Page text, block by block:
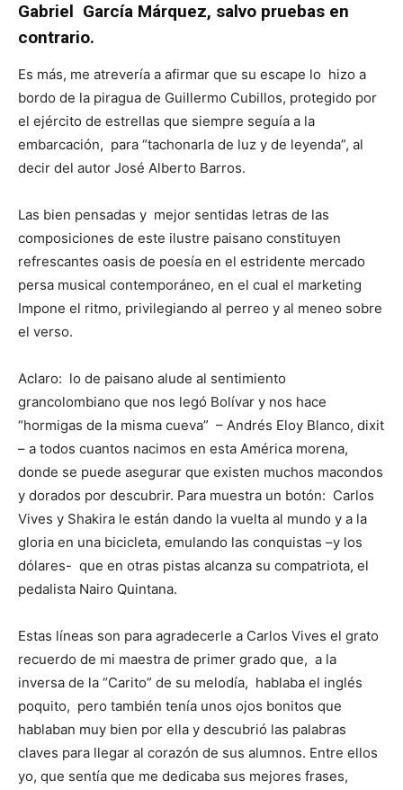
Gabriel García Márquez, salvo pruebas en
contrario.
Es más, me atrevería a afirmar que su escape lo hizo a
bordo de la piragua de Guillermo Cubillos, protegido por
el ejército de estrellas que siempre seguía a la
embarcación, para “tachonarla de luz y de leyenda”, al
decir del autor José Alberto Barros.
Las bien pensadas y mejor sentidas letras de las
composiciones de este ilustre paisano constituyen
refrescantes oasis de poesía en el estridente mercado
persa musical contemporáneo, en el cual el marketing
Impone el ritmo, privilegiando al perreo y al meneo sobre
el verso.
Aclaro: lo de paisano alude al sentimiento
grancolombiano que nos legó Bolívar y nos hace
“hormigas de la misma cueva” – Andrés Eloy Blanco, dixit
– a todos cuantos nacimos en esta América morena,
donde se puede asegurar que existen muchos macondos
y dorados por descubrir. Para muestra un botón: Carlos
Vives y Shakira le están dando la vuelta al mundo y a la
gloria en una bicicleta, emulando las conquistas –y los
dólares- que en otras pistas alcanza su compatriota, el
pedalista Nairo Quintana.
Estas líneas son para agradecerle a Carlos Vives el grato
recuerdo de mi maestra de primer grado que, a la
inversa de la “Carito” de su melodía, hablaba el inglés
poquito, pero también tenía unos ojos bonitos que
hablaban muy bien por ella y descubrió las palabras
claves para llegar al corazón de sus alumnos. Entre ellos
yo, que sentía que me dedicaba sus mejores frases,